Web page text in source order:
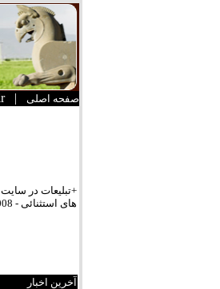
صفحه اصلی |
+تبلیعات در
های استثنائی - 09394084008
آخرین اخبار